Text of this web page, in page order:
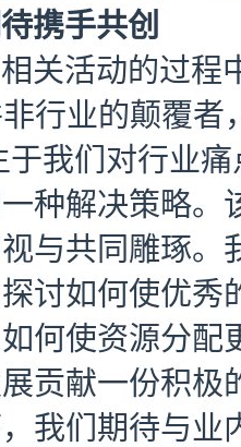
携手共创
关活动的过程
行业的颠覆
我们对行业
种解决策略。
与共同雕琢。
讨如何使优秀
何使资源分
贡献一份积极
我们期待与业